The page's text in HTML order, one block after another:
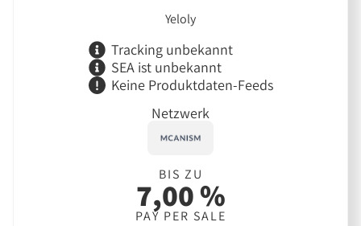
Yeloly
Tracking unbekannt
SEA ist unbekannt
Keine Produktdaten-Feeds
Netzwerk
BIS ZU
7,00 %
PAY PER SALE